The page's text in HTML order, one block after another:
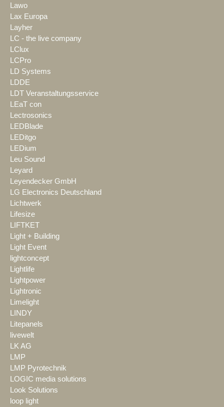
Lawo
Lax Europa
Layher
LC - the live company
LClux
LCPro
LD Systems
LDDE
LDT Veranstaltungsservice
LEaT con
Lectrosonics
LEDBlade
LEDitgo
LEDium
Leu Sound
Leyard
Leyendecker GmbH
LG Electronics Deutschland
Lichtwerk
Lifesize
LIFTKET
Light + Building
Light Event
lightconcept
Lightlife
Lightpower
Lightronic
Limelight
LINDY
Litepanels
livewelt
LK AG
LMP
LMP Pyrotechnik
LOGIC media solutions
Look Solutions
loop light